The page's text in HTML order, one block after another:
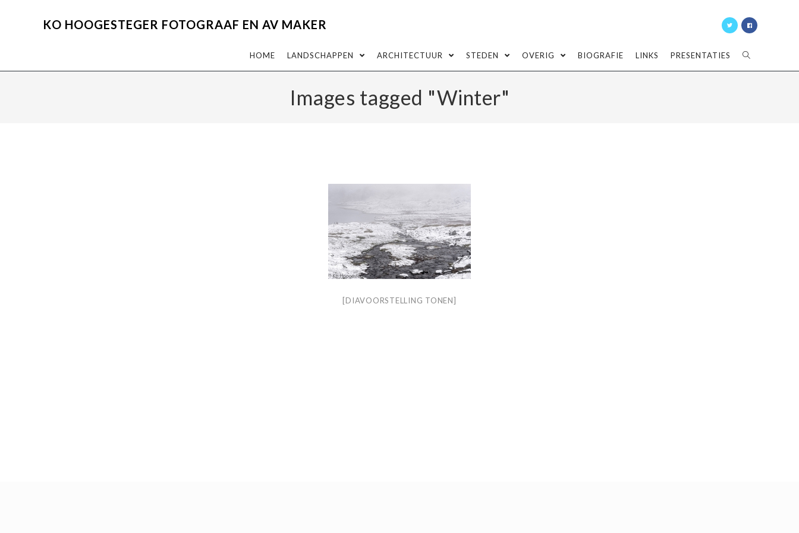
KO HOOGESTEGER FOTOGRAAF EN AV MAKER
HOME LANDSCHAPPEN ARCHITECTUUR STEDEN OVERIG BIOGRAFIE LINKS PRESENTATIES
Images tagged "Winter"
[DIAVOORSTELLING TONEN]